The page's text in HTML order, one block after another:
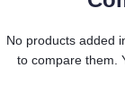
No products added
to compare them.